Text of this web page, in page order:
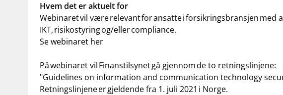
Hvem det er aktuelt for
Webinaret vil være relevant for ansatte i forsikringsbransjen med
IKT, risikostyring og/eller compliance.
Se webinaret her
På webinaret vil Finanstilsynet gå gjennom de to retningslinjene:
"Guidelines on information and communication technology
Retningslinjene er gjeldende fra 1. juli 2021 i Norge.